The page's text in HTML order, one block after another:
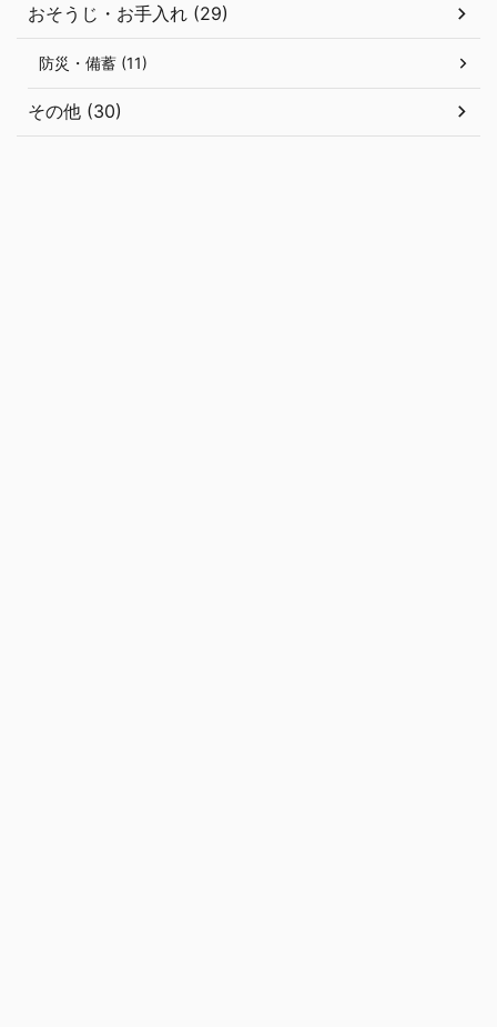
おそうじ・お手入れ (29)
防災・備蓄 (11)
その他 (30)